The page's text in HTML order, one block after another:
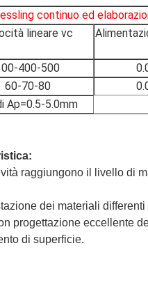
continuo ed
lineare vc
400-500
60-70-80
Ap=0.5-5.0mm
raggiungono il livello di
dei materiali
progettazione eccellente
di superficie.